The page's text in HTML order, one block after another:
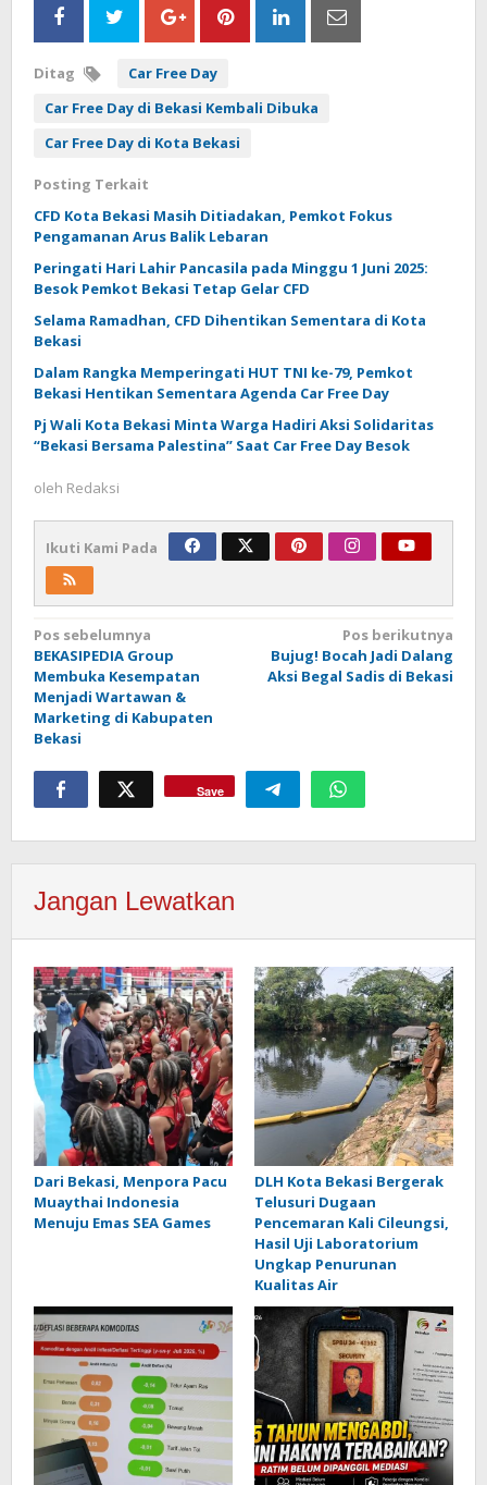
Ditag
Car Free Day
Car Free Day di Bekasi Kembali Dibuka
Car Free Day di Kota Bekasi
Posting Terkait
CFD Kota Bekasi Masih Ditiadakan, Pemkot Fokus
Pengamanan Arus Balik Lebaran
Peringati Hari Lahir Pancasila pada Minggu 1 Juni 2025:
Besok Pemkot Bekasi Tetap Gelar CFD
Selama Ramadhan, CFD Dihentikan Sementara di Kota
Bekasi
Dalam Rangka Memperingati HUT TNI ke-79, Pemkot
Bekasi Hentikan Sementara Agenda Car Free Day
Pj Wali Kota Bekasi Minta Warga Hadiri Aksi Solidaritas
“Bekasi Bersama Palestina” Saat Car Free Day Besok
oleh Redaksi
Ikuti Kami Pada
Navigasi
pos
Pos sebelumnya
BEKASIPEDIA Group
Membuka Kesempatan
Menjadi Wartawan &
Marketing di Kabupaten
Bekasi
Pos berikutnya
Bujug! Bocah Jadi Dalang
Aksi Begal Sadis di Bekasi
Save
Jangan Lewatkan
Dari Bekasi, Menpora Pacu
Muaythai Indonesia
Menuju Emas SEA Games
DLH Kota Bekasi Bergerak
Telusuri Dugaan
Pencemaran Kali Cileungsi,
Hasil Uji Laboratorium
Ungkap Penurunan
Kualitas Air